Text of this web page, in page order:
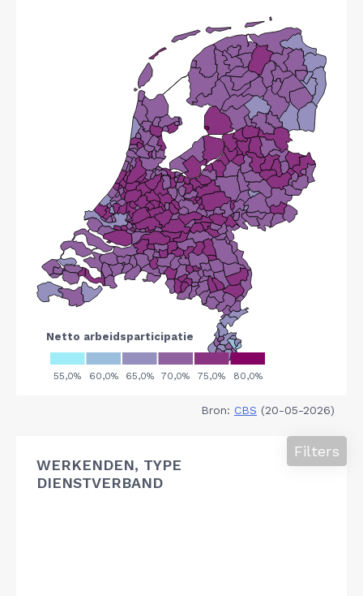
Bron: CBS (20-05-2026)
WERKENDEN, TYPE
DIENSTVERBAND
Filters